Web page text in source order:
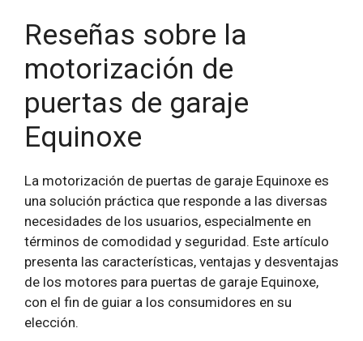
Reseñas sobre la
motorización de
puertas de garaje
Equinoxe
La motorización de puertas de garaje Equinoxe es
una solución práctica que responde a las diversas
necesidades de los usuarios, especialmente en
términos de comodidad y seguridad. Este artículo
presenta las características, ventajas y desventajas
de los motores para puertas de garaje Equinoxe,
con el fin de guiar a los consumidores en su
elección.